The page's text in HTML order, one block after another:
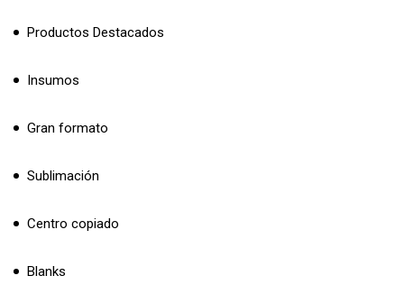
Productos Destacados
Insumos
Gran formato
Sublimación
Centro copiado
Blanks